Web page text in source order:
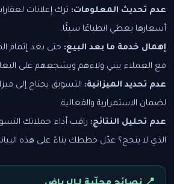
عدم تحديث المعلومات: ترك إعلانات
أسعارها يعطي انطباعًا سيئًا.
إهمال خدمة ما بعد البيع: حتى بعد إتمام
مع العملاء يبني ولاءهم ويشجعهم على
عدم تحديد الميزانية: التسويق يحتاج إلى
لضمان الاستمرارية والفعالية.
عدم تحليل النتائج: راقب أداء حملاتك
الذي لا ينجح؟ عدّل خططك بناءً على هذه